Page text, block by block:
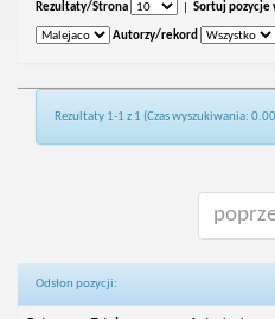
Rezultaty/Strona Sortuj pozycje
Autorzy/rekord
Rezultaty 1-1 z 1 (Czas wyszukiwania:
Odsłon pozycji: